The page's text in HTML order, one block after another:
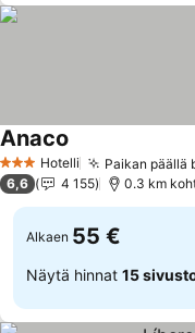
3 Tähtiluokitus
Hotelli Paikan päällä
Anaco
6,6 4 155 0.3 km
Alkaen 55 €
Näytä hinnat 15